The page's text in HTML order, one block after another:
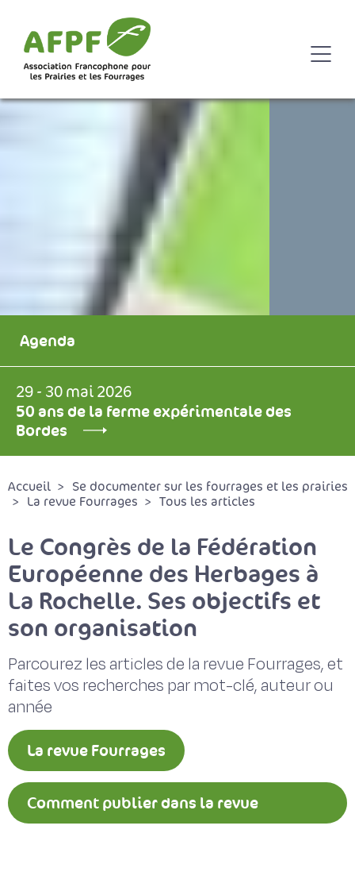
Agenda
29 - 30 mai 2026
50 ans de la ferme expérimentale des
Bordes
Accueil
Se documenter sur les fourrages et les prairies
La revue Fourrages
Tous les articles
Le Congrès de la Fédération
Européenne des Herbages à
La Rochelle. Ses objectifs et
son organisation
Parcourez les articles de la revue Fourrages, et
faites vos recherches par mot-clé, auteur ou
année
La revue Fourrages
Comment publier dans la revue